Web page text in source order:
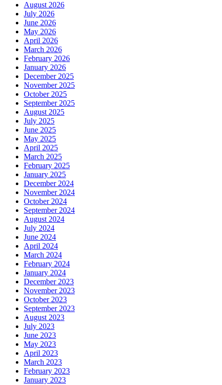
August 2026
July 2026
June 2026
May 2026
April 2026
March 2026
February 2026
January 2026
December 2025
November 2025
October 2025
September 2025
August 2025
July 2025
June 2025
May 2025
April 2025
March 2025
February 2025
January 2025
December 2024
November 2024
October 2024
September 2024
August 2024
July 2024
June 2024
April 2024
March 2024
February 2024
January 2024
December 2023
November 2023
October 2023
September 2023
August 2023
July 2023
June 2023
May 2023
April 2023
March 2023
February 2023
January 2023